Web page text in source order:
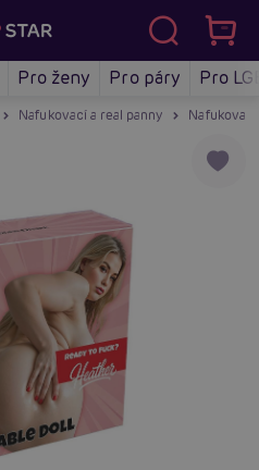
Pro ženy Pro páry Pro
Nafukovací a real panny